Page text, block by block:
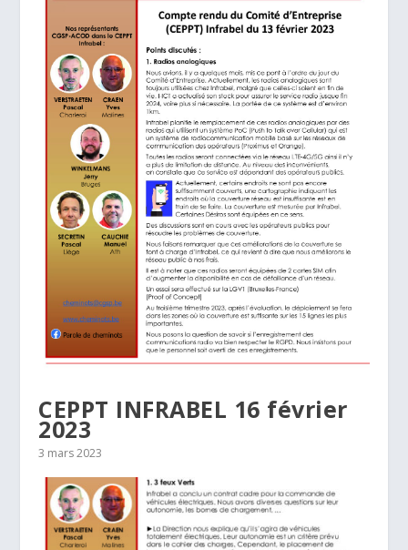
CEPPT INFRABEL 16 février
2023
3 mars 2023